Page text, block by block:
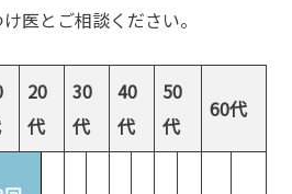
医とご相談ください。
20
代
30
代
40
代
50
代
60代